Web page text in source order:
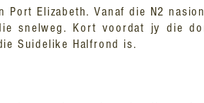
Elizabeth. Vanaf die N2
snelweg. Kort voordat jy die
Suidelike Halfrond is.